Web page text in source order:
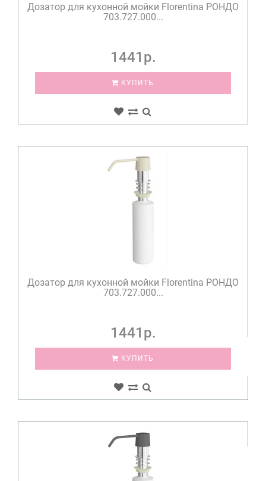
Дозатор для кухонной мойки Florentina РОНДО
703.727.000...
1441р.
КУПИТЬ
Дозатор для кухонной мойки Florentina РОНДО
703.727.000...
1441р.
КУПИТЬ